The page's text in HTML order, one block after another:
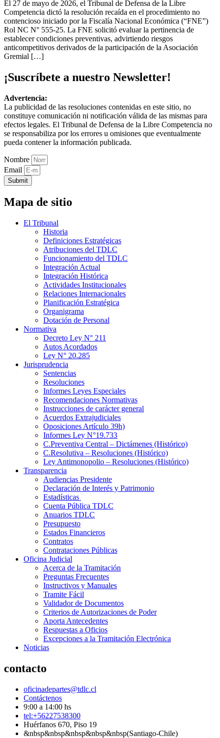
El 27 de mayo de 2026, el Tribunal de Defensa de la Libre
Competencia dictó la resolución recaída en el procedimiento no
contencioso iniciado por la Fiscalía Nacional Económica (“FNE”)
Rol NC N° 555-25. La FNE solicitó evaluar la pertinencia de
establecer condiciones preventivas, advirtiendo riesgos
anticompetitivos derivados de la participación de la Asociación
Gremial […]
¡Suscríbete a nuestro Newsletter!
Advertencia:
La publicidad de las resoluciones contenidas en este sitio, no
constituye comunicación ni notificación válida de las mismas para
efectos legales. El Tribunal de Defensa de la Libre Competencia no
se responsabiliza por los errores u omisiones que eventualmente
pueda contener la información publicada.
Nombre
Email
Submit
Mapa de sitio
El Tribunal
Historia
Definiciones Estratégicas
Atribuciones del TDLC
Funcionamiento del TDLC
Integración Actual
Integración Histórica
Actividades Institucionales
Relaciones Internacionales
Planificación Estratégica
Organigrama
Dotación de Personal
Normativa
Decreto Ley N° 211
Autos Acordados
Ley N° 20.285
Jurisprudencia
Sentencias
Resoluciones
Informes Leyes Especiales
Recomendaciones Normativas
Instrucciones de carácter general
Acuerdos Extrajudiciales
Oposiciones Artículo 39h)
Informes Ley N°19.733
C.Preventiva Central – Dictámenes (Histórico)
C.Resolutiva – Resoluciones (Histórico)
Ley Antimonopolio – Resoluciones (Histórico)
Transparencia
Audiencias Presidente
Declaración de Interés y Patrimonio
Estadísticas
Cuenta Pública TDLC
Anuarios TDLC
Presupuesto
Estados Financieros
Contratos
Contrataciones Públicas
Oficina Judicial
Acerca de la Tramitación
Preguntas Frecuentes
Instructivos y Manuales
Tramite Fácil
Validador de Documentos
Criterios de Autorizaciones de Poder
Aporta Antecedentes
Respuestas a Oficios
Excepciones a la Tramitación Electrónica
Noticias
contacto
oficinadepartes@tdlc.cl
Contáctenos
9:00 a 14:00 hs
tel:+56227538300
Huérfanos 670, Piso 19
&nbsp&nbsp&nbsp&nbsp&nbsp(Santiago-Chile)